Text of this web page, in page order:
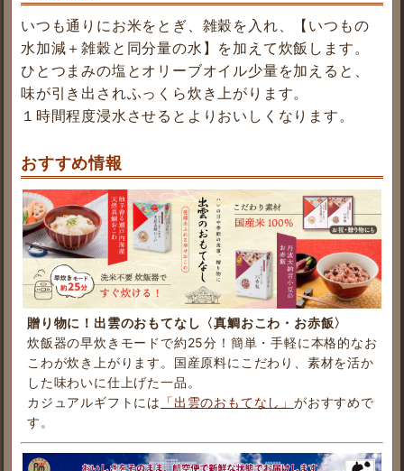
いつも通りにお米をとぎ、雑穀を入れ、【いつもの
水加減＋雑穀と同分量の水】を加えて炊飯します。
ひとつまみの塩とオリーブオイル少量を加えると、
味が引き出されふっくら炊き上がります。
１時間程度浸水させるとよりおいしくなります。
おすすめ情報
贈り物に！出雲のおもてなし〈真鯛おこわ・お赤飯〉
炊飯器の早炊きモードで約25分！簡単・手軽に本格的なお
こわが炊き上がります。国産原料にこだわり、素材を活か
した味わいに仕上げた一品。
カジュアルギフトには 「出雲のおもてなし」がおすすめで
す。